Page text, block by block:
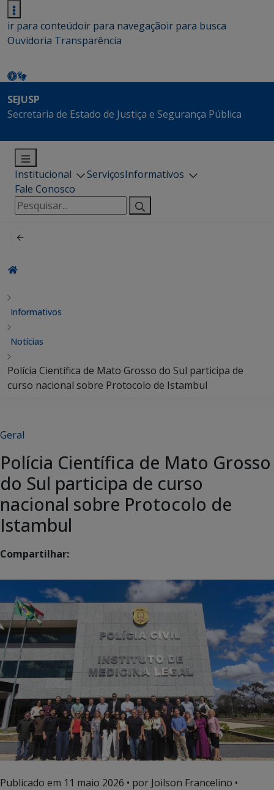
ir para conteúdoir para navegaçãoir para busca
Ouvidoria Transparência
SEJUSP
Secretaria de Estado de Justiça e Segurança Pública
Institucional ServiçosInformativos
Fale Conosco
Pesquisar
por:
Informativos
Notícias
Polícia Científica de Mato Grosso do Sul participa de
curso nacional sobre Protocolo de Istambul
Geral
Polícia Científica de Mato Grosso
do Sul participa de curso
nacional sobre Protocolo de
Istambul
Compartilhar:
Publicado em 11 maio 2026 • por Joilson Francelino •